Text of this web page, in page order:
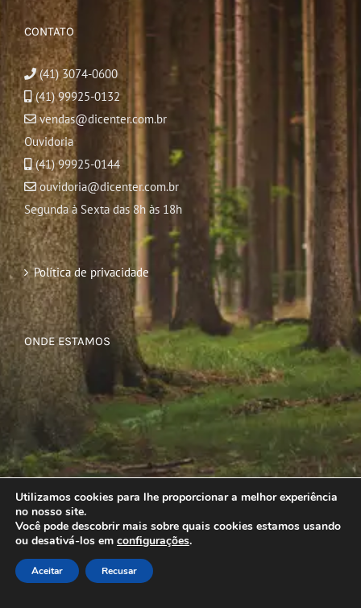
CONTATO
(41) 3074-0600
(41) 99925-0132
vendas@dicenter.com.br
Ouvidoria
(41) 99925-0144
ouvidoria@dicenter.com.br
Segunda à Sexta das 8h às 18h
Política de privacidade
ONDE ESTAMOS
Utilizamos cookies para lhe proporcionar a melhor experiência
no nosso site.
Você pode descobrir mais sobre quais cookies estamos usando
ou desativá-los em configurações.
Aceitar Recusar